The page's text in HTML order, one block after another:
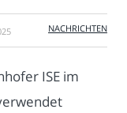
NACHRICHTEN
ISE im